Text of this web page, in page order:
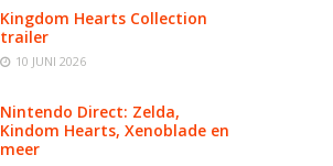
Kingdom Hearts Collection
trailer
10 JUNI 2026
Nintendo Direct: Zelda,
Kindom Hearts, Xenoblade en
meer